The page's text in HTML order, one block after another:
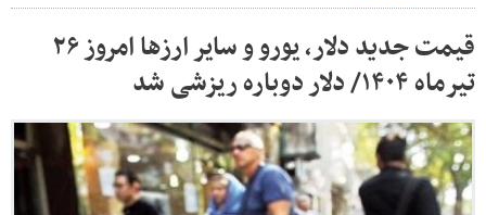
قیمت جدید دلار، یورو و سایر ارزها امروز ۲۶
تیرماه ۱۴۰۴/ دلار دوباره ریزشی شد